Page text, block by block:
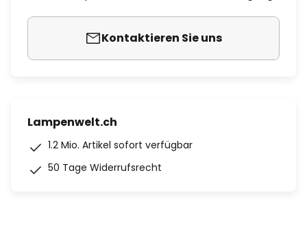
Kontaktieren Sie uns
Lampenwelt.ch
1.2 Mio. Artikel sofort verfügbar
50 Tage Widerrufsrecht